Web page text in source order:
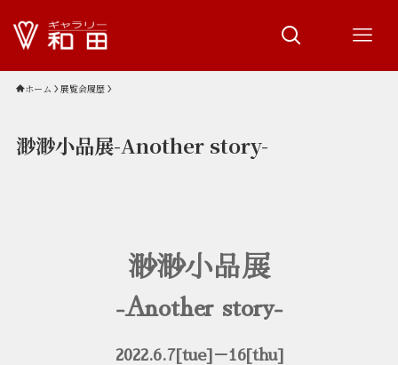
ホーム 展覧会履歴
渺渺小品展-Another story-
渺渺小品展
-Another story-
2022.6.7[tue]－16[thu]